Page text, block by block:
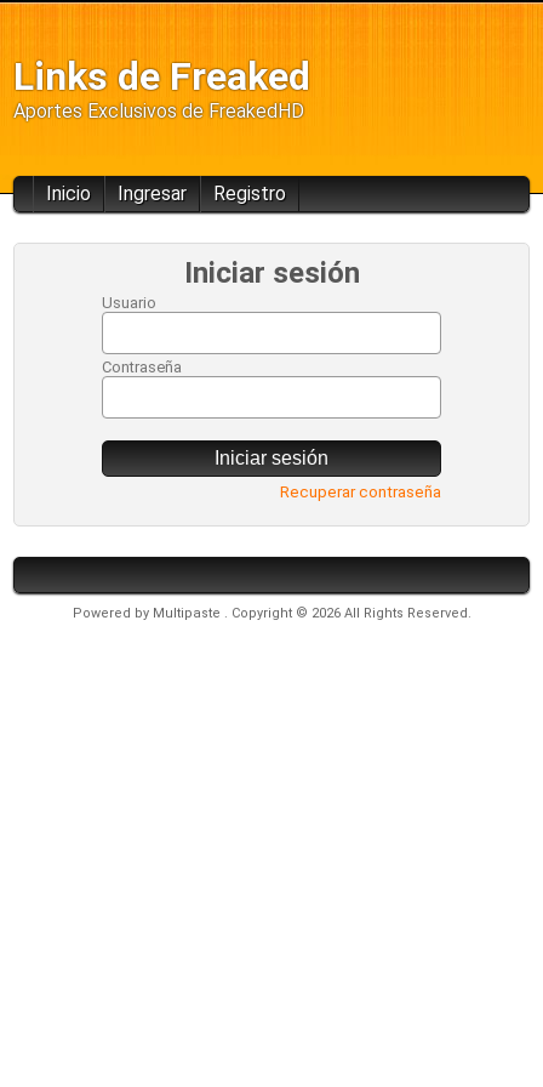
Links de Freaked
Aportes Exclusivos de FreakedHD
Inicio Ingresar Registro
Iniciar sesión
Usuario
Contraseña
Iniciar sesión
Recuperar contraseña
Powered by Multipaste . Copyright © 2026 All Rights Reserved.